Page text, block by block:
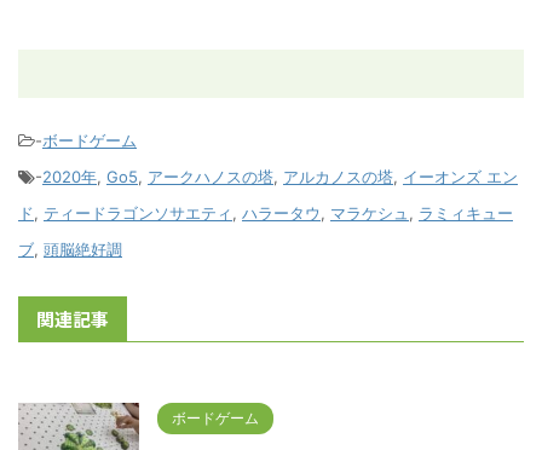
-ボードゲーム
-2020年, Go5, アークハノスの塔, アルカノスの塔, イーオンズ エン
ド, ティードラゴンソサエティ, ハラータウ, マラケシュ , ラミィキュー
ブ, 頭脳絶好調
関連記事
ボードゲーム